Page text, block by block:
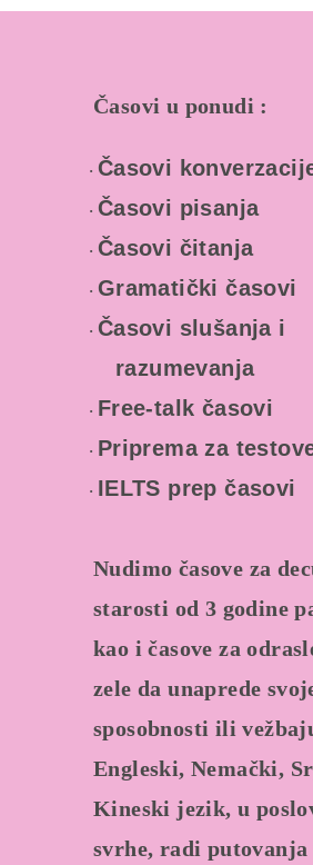
Časovi u ponudi :
· Časovi
· Časovi pisanja
· Časovi čitanja
· Gramatički časovi
· Časovi slušanja i
razumevanja
· Free-talk časovi
· Priprema za
· IELTS prep časovi
Nudimo časove za
starosti od 3 godine
kao i časove za
zele da unaprede
sposobnosti ili
Engleski, Nemački,
Kineski jezik, u
svrhe, radi